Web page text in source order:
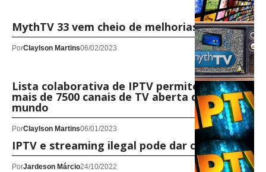
MythTV 33 vem cheio de melhorias
PorClaylson Martins06/02/2023
Lista colaborativa de IPTV permite assistir a
mais de 7500 canais de TV aberta de todo o
mundo
PorClaylson Martins06/01/2023
IPTV e streaming ilegal pode dar cadeia!
PorJardeson Márcio24/10/2022